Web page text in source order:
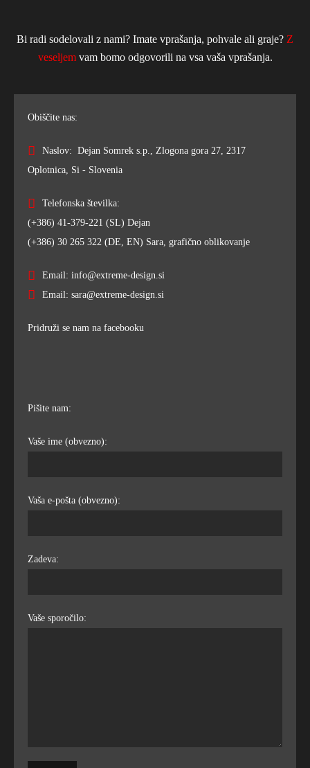
Bi radi sodelovali z nami? Imate vprašanja, pohvale ali graje? Z
veseljemvam bomo odgovorili na vsa vaša vprašanja.
Obiščite nas:
Naslov: Dejan Somrek s.p., Zlogona gora 27, 2317
Oplotnica, Si - Slovenia
Telefonska številka:
(+386) 41-379-221 (SL) Dejan
(+386) 30 265 322 (DE, EN) Sara, grafično oblikovanje
Email: info@extreme-design.si
Email: sara@extreme-design.si
Pridruži se nam na facebooku
Pišite nam:
Vaše ime (obvezno):
Vaša e-pošta (obvezno):
Zadeva:
Vaše sporočilo: